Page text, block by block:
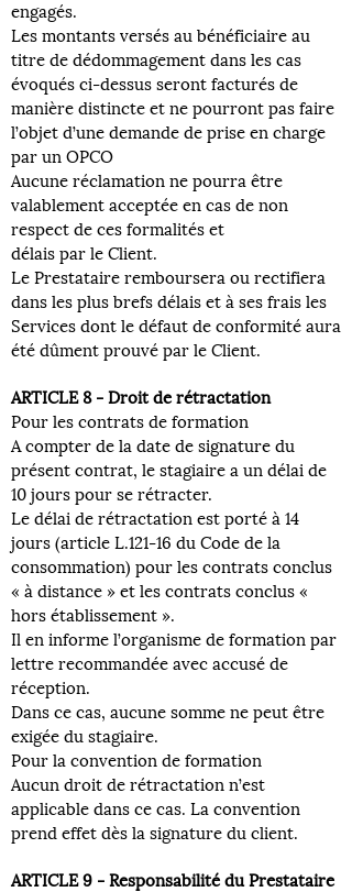
engagés.
Les montants versés au bénéficiaire au
titre de dédommagement dans les cas
évoqués ci-dessus seront facturés de
manière distincte et ne pourront pas faire
l’objet d’une demande de prise en charge
par un OPCO
Aucune réclamation ne pourra être
valablement acceptée en cas de non
respect de ces formalités et
délais par le Client.
Le Prestataire remboursera ou rectifiera
dans les plus brefs délais et à ses frais les
Services dont le défaut de conformité aura
été dûment prouvé par le Client.
ARTICLE 8 - Droit de rétractation
Pour les contrats de formation
A compter de la date de signature du
présent contrat, le stagiaire a un délai de
10 jours pour se rétracter.
Le délai de rétractation est porté à 14
jours (article L.121-16 du Code de la
consommation) pour les contrats conclus
« à distance » et les contrats conclus «
hors établissement ».
Il en informe l’organisme de formation par
lettre recommandée avec accusé de
réception.
Dans ce cas, aucune somme ne peut être
exigée du stagiaire.
Pour la convention de formation
Aucun droit de rétractation n’est
applicable dans ce cas. La convention
prend effet dès la signature du client.
ARTICLE 9 - Responsabilité du Prestataire